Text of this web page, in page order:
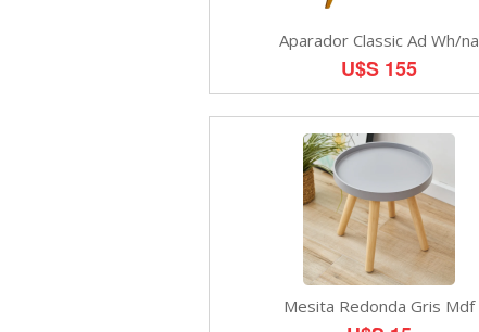
Aparador Classic Ad Wh/na
U$S 155
Mesita Redonda Gris Mdf